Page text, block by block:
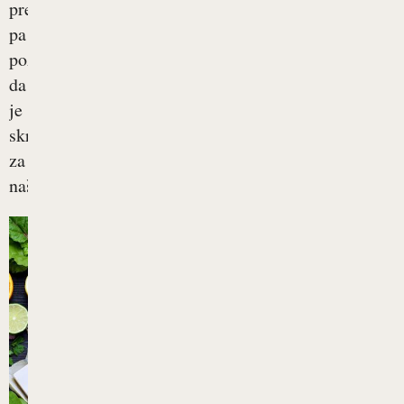
prepogosto
pa
pozabimo,
da
je
skrb
za
naše...